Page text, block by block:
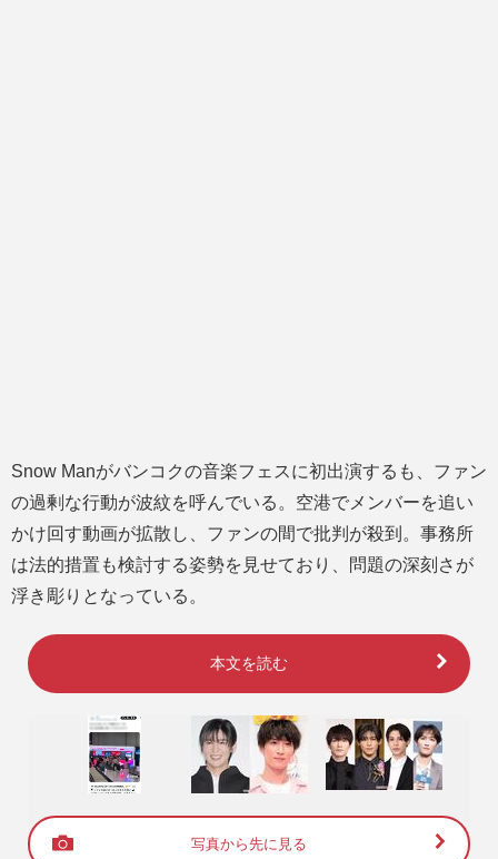
Snow Manがバンコクの音楽フェスに初出演するも、ファン
の過剰な行動が波紋を呼んでいる。空港でメンバーを追い
かけ回す動画が拡散し、ファンの間で批判が殺到。事務所
は法的措置も検討する姿勢を見せており、問題の深刻さが
浮き彫りとなっている。
本文を読む
写真から先に見る